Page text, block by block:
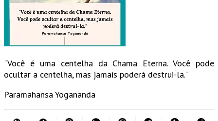
"Você é uma centelha da Chama Eterna. Você pode
ocultar a centelha, mas jamais poderá destrui-la."
Paramahansa Yogananda